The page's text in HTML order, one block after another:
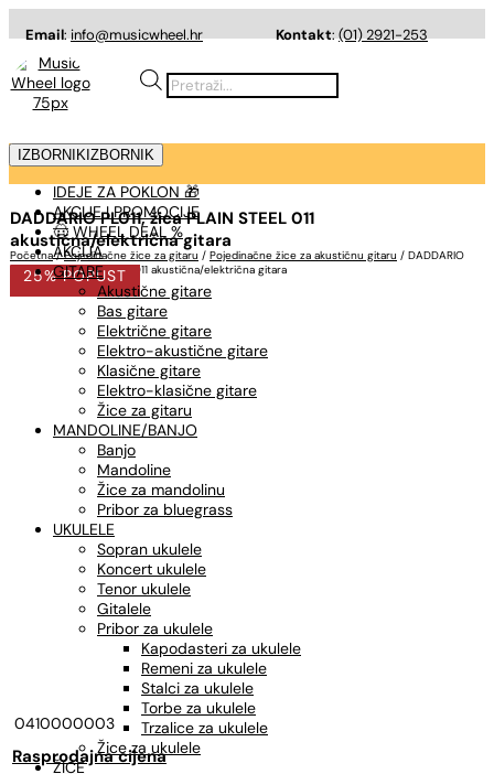
Email:info@musicwheel.hr Kontakt:(01) 2921-253
Products
search
IZBORNIK IZBORNIK
IDEJE ZA POKLON 🎁
AKCIJE I PROMOCIJE
🤠 WHEEL DEAL %
AKCIJA
GITARE
Akustične gitare
Bas gitare
Električne gitare
Elektro-akustične gitare
Klasične gitare
Elektro-klasične gitare
Žice za gitaru
MANDOLINE/BANJO
Banjo
Mandoline
Žice za mandolinu
Pribor za bluegrass
UKULELE
Sopran ukulele
Koncert ukulele
Tenor ukulele
Gitalele
Pribor za ukulele
Kapodasteri za ukulele
Remeni za ukulele
Stalci za ukulele
Torbe za ukulele
Trzalice za ukulele
Žice za ukulele
ŽICE
DADDARIO PL011, žica PLAIN STEEL 011
akustična/električna gitara
Početna/Pojedinačne žice za gitaru / Pojedinačne žice za akustičnu gitaru / DADDARIO
PL011, žica PLAIN STEEL 011 akustična/električna gitara
25% POPUST
0410000003
Izvorna
Trenutna